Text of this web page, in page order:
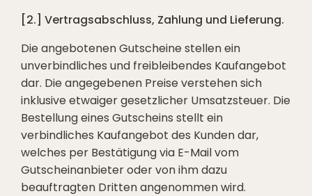
[2.] Vertragsabschluss, Zahlung und Lieferung.
Die angebotenen Gutscheine stellen ein
unverbindliches und freibleibendes Kaufangebot
dar. Die angegebenen Preise verstehen sich
inklusive etwaiger gesetzlicher Umsatzsteuer. Die
Bestellung eines Gutscheins stellt ein
verbindliches Kaufangebot des Kunden dar,
welches per Bestätigung via E-Mail vom
Gutscheinanbieter oder von ihm dazu
beauftragten Dritten angenommen wird.